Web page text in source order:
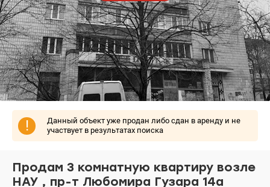
!
Данный объект уже продан либо сдан в аренду и не
участвует в результатах поиска
Продам 3 комнатную квартиру возле
НАУ , пр-т Любомира Гузара 14а